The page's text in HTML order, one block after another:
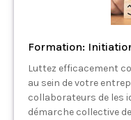
Formation:
Luttez efficacement
au sein de votre
collaborateurs de les
démarche collective